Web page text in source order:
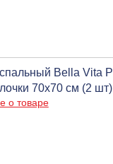
Bella Vita
70х70 см (2 шт)
о товаре